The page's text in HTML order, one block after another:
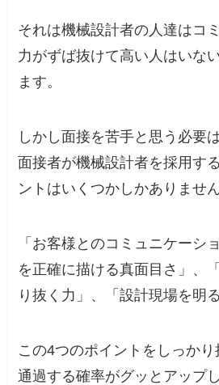
それは機械設計者の人達はコ
力がずば抜けて高い人はいな
ます。
しかし面接を苦手と思う必要
面接者が機械設計者を採用す
ントはいくつかしかありません
「お客様とのコミュニケーシ
を正確に描ける真面目さ」、
り抜く力」、「設計現場を明
この4つのポイントをしっか
通過する確率がグッとアップ